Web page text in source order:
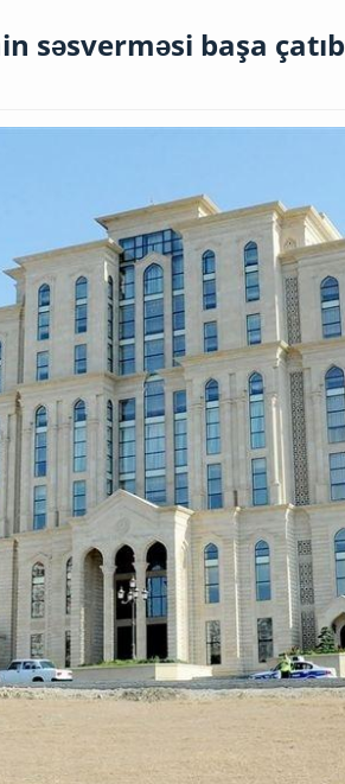
səsverməsi başa çatıb